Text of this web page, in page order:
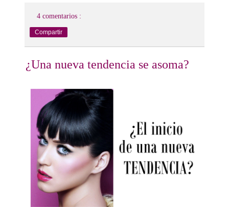
4 comentarios :
Compartir
¿Una nueva tendencia se asoma?